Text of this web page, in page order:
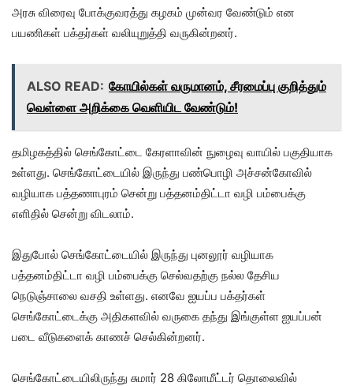
அரசு விரைவு போக்குவரத்து கழகம் முன்வர வேண்டும் என
பயணிகள் பக்தர்கள் வலியுறுத்தி வருகின்றனர்.
ALSO READ: கோயில்கள் வருமானம், சீரமைப்பு குறித்தும்
வெள்ளை அறிக்கை வெளியிட வேண்டும்!
தமிழகத்தில் செங்கோட்டை கேரளாவின் நுழைவு வாயில் பகுதியாக
உள்ளது. செங்கோட்டையில் இருந்து பண்பொழி அச்சன்கோவில்
வழியாக பத்தணாபுரம் சென்று பத்தனம்திட்டா வழி பம்பைக்கு
எளிதில் சென்று விடலாம்.
இதுபோல் செங்கோட்டையில் இருந்து புனலூர் வழியாக
பத்தனம்திட்டா வழி பம்பைக்கு செல்வதற்கு நல்ல தேசிய
நெடுஞ்சாலை வசதி உள்ளது. எனவே ஐயப்ப பக்தர்கள்
செங்கோட்டைக்கு அதிகளவில் வருகை தந்து இங்குள்ள ஐயப்பன்
படை வீடுகளைக் காணச் செல்கின்றனர்.
செங்கோட்டையிலிருந்து சுமார் 28 கிலோமீட்டர் தொலைவில்